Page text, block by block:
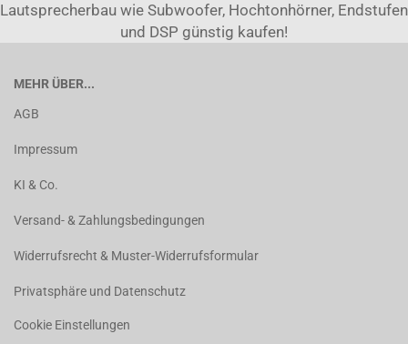
Lautsprecherbau wie Subwoofer, Hochtonhörner, Endstufen
und DSP günstig kaufen!
MEHR ÜBER...
AGB
Impressum
KI & Co.
Versand- & Zahlungsbedingungen
Widerrufsrecht & Muster-Widerrufsformular
Privatsphäre und Datenschutz
Cookie Einstellungen